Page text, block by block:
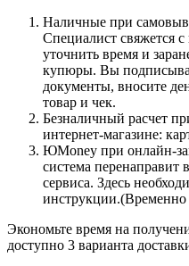
Наличные при
Специалист свяжется
уточнить время и
купюры. Вы
документы, вносите
товар и чек.
Безналичный расчет
интернет-магазине:
ЮMoney при онлайн-
система перенаправит
сервиса. Здесь
инструкции.(Временно
Экономьте время на
доступно 3 варианта